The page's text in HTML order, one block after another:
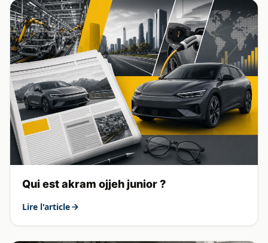
Qui est akram ojjeh junior ?
Lire l'article